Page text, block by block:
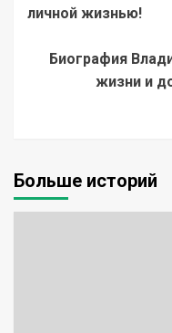
личной жизнью!
Биография
жизни и
Больше историй